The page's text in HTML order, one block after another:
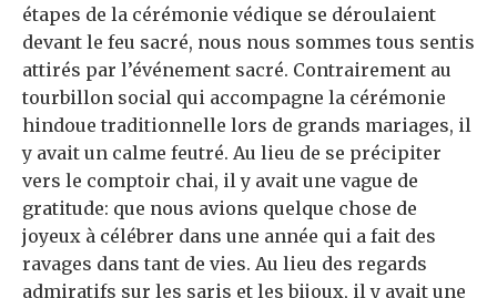
étapes de la cérémonie védique se déroulaient
devant le feu sacré, nous nous sommes tous sentis
attirés par l’événement sacré. Contrairement au
tourbillon social qui accompagne la cérémonie
hindoue traditionnelle lors de grands mariages, il
y avait un calme feutré. Au lieu de se précipiter
vers le comptoir chai, il y avait une vague de
gratitude: que nous avions quelque chose de
joyeux à célébrer dans une année qui a fait des
ravages dans tant de vies. Au lieu des regards
admiratifs sur les saris et les bijoux, il y avait une